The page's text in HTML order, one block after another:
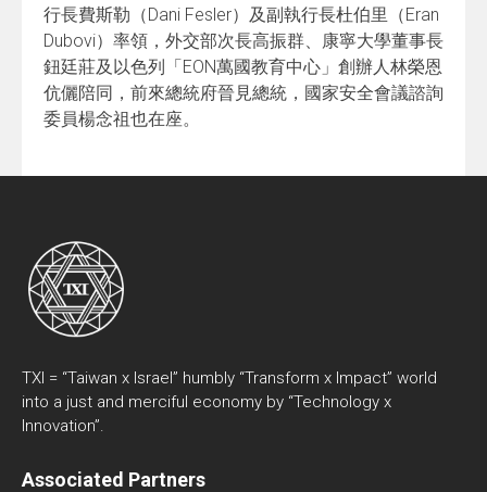
行長費斯勒（Dani Fesler）及副執行長杜伯里（Eran
Dubovi）率領，外交部次長高振群、康寧大學董事長
鈕廷莊及以色列「EON萬國教育中心」創辦人林榮恩
伉儷陪同，前來總統府晉見總統，國家安全會議諮詢
委員楊念祖也在座。
TXI = “Taiwan x Israel” humbly “Transform x Impact” world
into a just and merciful economy by “Technology x
Innovation”.
Associated Partners